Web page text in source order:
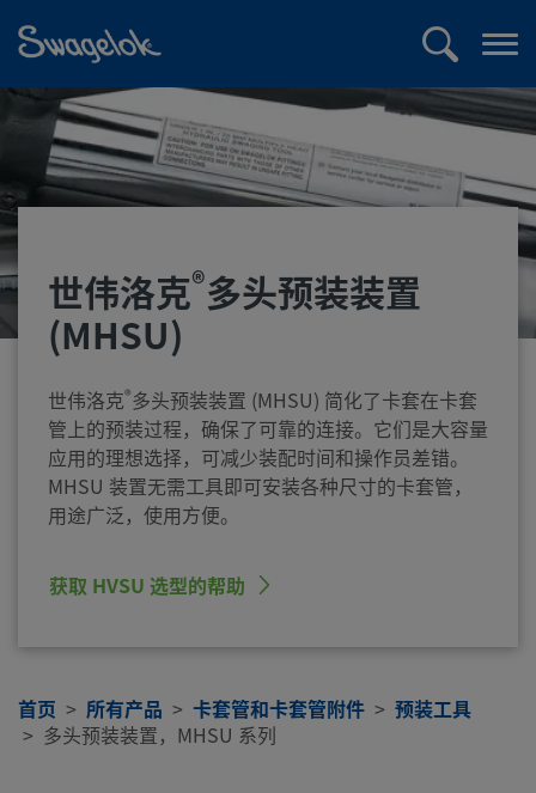
索
开
菜
世伟洛克®多头预装装置
(MHSU)
世伟洛克®多头预装装置 (MHSU) 简化了卡套在卡套
管上的预装过程，确保了可靠的连接。它们是大容量
应用的理想选择，可减少装配时间和操作员差错。
MHSU 装置无需工具即可安装各种尺寸的卡套管，
用途广泛，使用方便。
获取 HVSU 选型的帮助
首页 所有产品 卡套管和卡套管附件
预装工具
多头预装装置，MHSU 系列